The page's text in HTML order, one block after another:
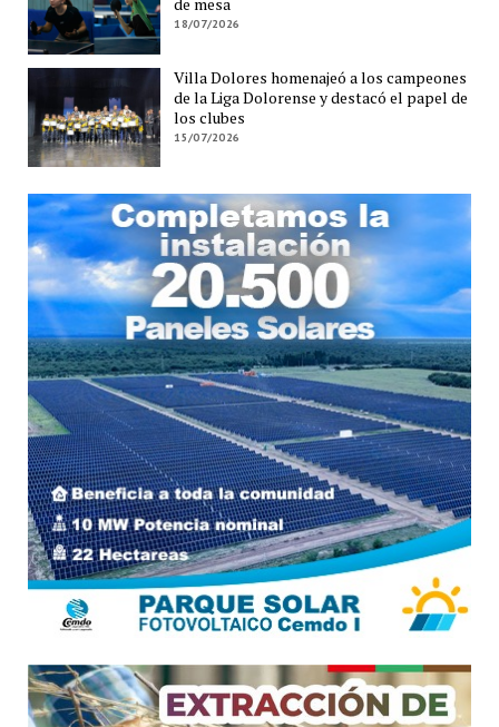
18/07/2026
Villa Dolores homenajeó a los campeones
de la Liga Dolorense y destacó el papel de
los clubes
15/07/2026